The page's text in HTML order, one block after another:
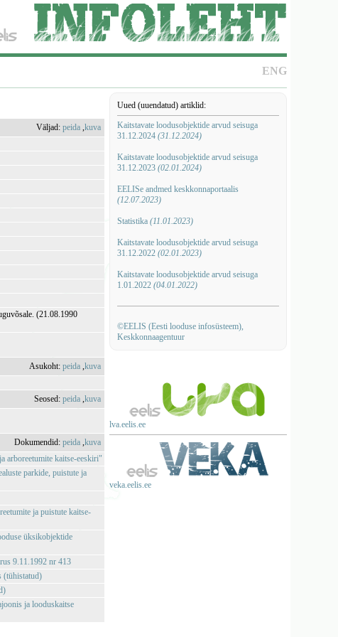
ENG
Uued (uuendatud) artiklid:
Kaitstavate loodusobjektide arvud seisuga
31.12.2024 (31.12.2024)
Kaitstavate loodusobjektide arvud seisuga
31.12.2023 (02.01.2024)
EELISe andmed keskkonnaportaalis
(12.07.2023)
Statistika (11.01.2023)
Kaitstavate loodusobjektide arvud seisuga
31.12.2022 (02.01.2023)
Kaitstavate loodusobjektide arvud seisuga
1.01.2022 (04.01.2022)
©EELIS (Eesti looduse infosüsteem),
Keskkonnaagentuur
lva.eelis.ee
veka.eelis.ee
Väljad:peida ,kuva
(21.08.1990
Asukoht:peida ,kuva
Seosed:peida ,kuva
Dokumendid:peida ,kuva
arboreetumite kaitse-eeskiri"
parkide, puistute ja
ja puistute kaitse-
üksikobjektide
9.11.1992 nr 413
(tühistatud)
ja looduskaitse